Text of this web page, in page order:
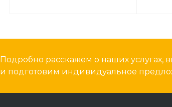
Подробно расскажем о наших услугах,
и подготовим индивидуальное